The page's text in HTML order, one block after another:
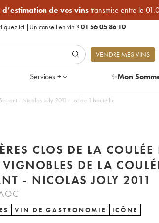
de vos vinstransmise entre le
ici | Un conseil en vin ?01 56 05 86 10
VENDRE MES VINS
Services + ✨Mon
- Nicolas Joly 2011 - Lot de 1 bouteille
CLOS DE LA COULÉE
VIGNOBLES DE LA
- NICOLAS JOLY 2011
VIN DE GASTRONOMIE ICÔNE